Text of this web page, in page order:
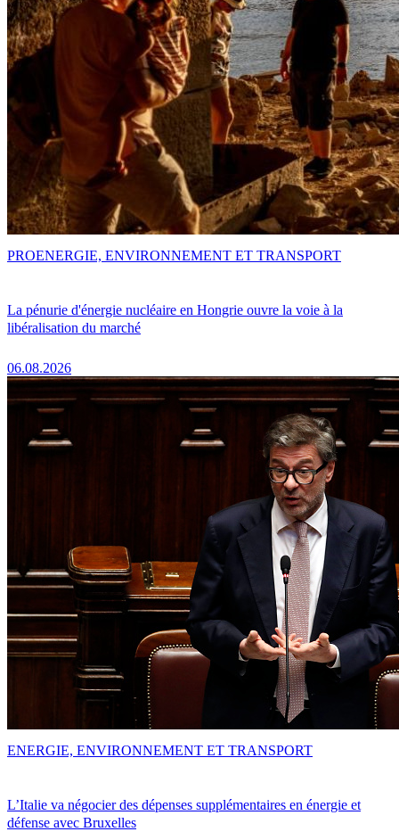
La pénurie d'énergie nucléaire en Hongrie ouvre la voie à la
libéralisation du marché
06.08.2026
PROENERGIE, ENVIRONNEMENT ET TRANSPORT
L’Italie va négocier des dépenses supplémentaires en énergie et
défense avec Bruxelles
ENERGIE, ENVIRONNEMENT ET TRANSPORT